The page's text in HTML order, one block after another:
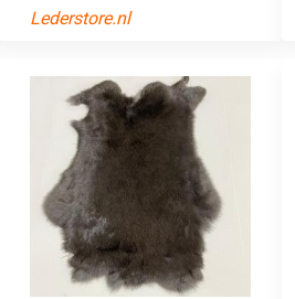
Lederstore.nl